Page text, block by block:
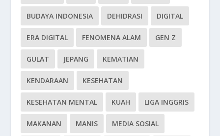
BUDAYA INDONESIA DEHIDRASI DIGITAL
ERA DIGITAL FENOMENA ALAM GEN Z
GULAT JEPANG KEMATIAN
KENDARAAN KESEHATAN
KESEHATAN MENTAL KUAH LIGA INGGRIS
MAKANAN MANIS MEDIA SOSIAL